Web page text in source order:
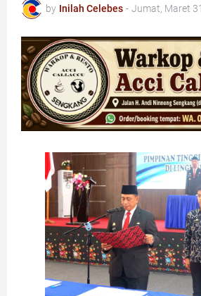
by Inilah Celebes - Jumat, Maret